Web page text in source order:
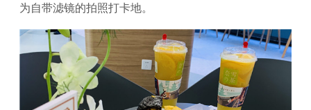
为自带滤镜的拍照打卡地。